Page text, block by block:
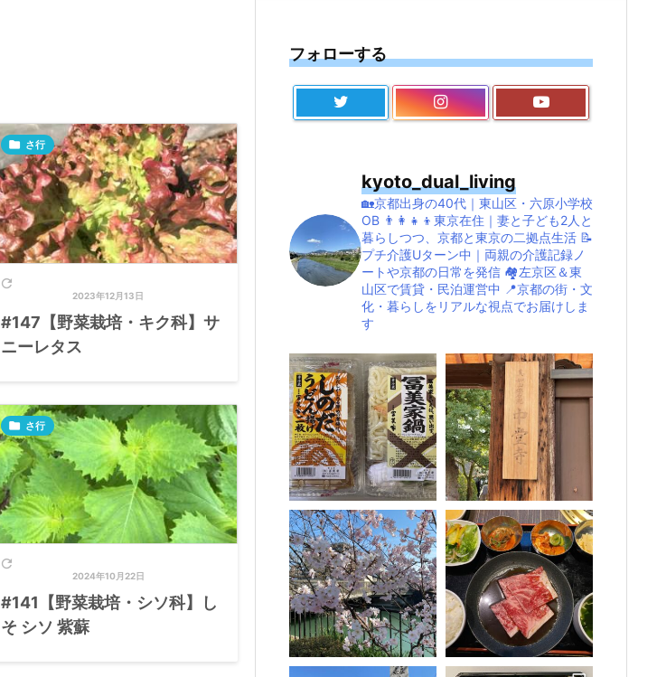

2023年12月13日
 さ行
#147【野菜栽培・キク科】サ
ニーレタス

2024年10月22日
 さ行
#141【野菜栽培・シソ科】し
そ シソ 紫蘇
フォローする
kyoto_dual_living
🏡京都出身の40代｜東山区・六原小学校
OB 👨‍👩‍👧‍👦東京在住｜妻と子ども2人と
暮らしつつ、京都と東京の二拠点生活 📝
プチ介護Uターン中｜両親の介護記録ノ
ートや京都の日常を発信 🏘左京区＆東
山区で賃貸・民泊運営中 📍京都の街・文
化・暮らしをリアルな視点でお届けしま
す